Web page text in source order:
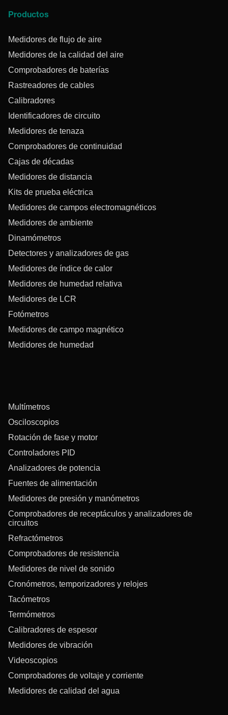
Productos
Medidores de flujo de aire
Medidores de la calidad del aire
Comprobadores de baterías
Rastreadores de cables
Calibradores
Identificadores de circuito
Medidores de tenaza
Comprobadores de continuidad
Cajas de décadas
Medidores de distancia
Kits de prueba eléctrica
Medidores de campos electromagnéticos
Medidores de ambiente
Dinamómetros
Detectores y analizadores de gas
Medidores de índice de calor
Medidores de humedad relativa
Medidores de LCR
Fotómetros
Medidores de campo magnético
Medidores de humedad
Multímetros
Osciloscopios
Rotación de fase y motor
Controladores PID
Analizadores de potencia
Fuentes de alimentación
Medidores de presión y manómetros
Comprobadores de receptáculos y analizadores de
circuitos
Refractómetros
Comprobadores de resistencia
Medidores de nivel de sonido
Cronómetros, temporizadores y relojes
Tacómetros
Termómetros
Calibradores de espesor
Medidores de vibración
Videoscopios
Comprobadores de voltaje y corriente
Medidores de calidad del agua